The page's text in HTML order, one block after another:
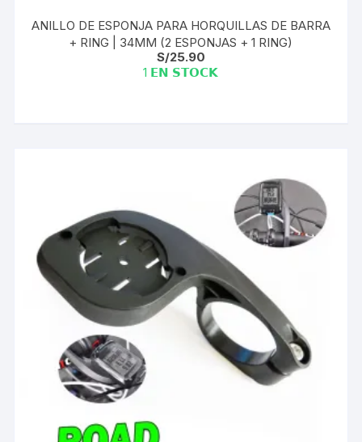
ANILLO DE ESPONJA PARA HORQUILLAS DE BARRA
+ RING | 34MM (2 ESPONJAS + 1 RING)
S/25.90
1 𝗘𝗡 𝗦𝗧𝗢𝗖𝗞